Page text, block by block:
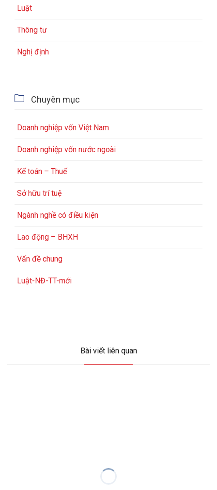
Luật
Thông tư
Nghị định
 Chuyên mục
Doanh nghiệp vốn Việt Nam
Doanh nghiệp vốn nước ngoài
Kế toán – Thuế
Sở hữu trí tuệ
Ngành nghề có điều kiện
Lao động – BHXH
Vấn đề chung
Luật-NĐ-TT-mới
Bài viết liên quan